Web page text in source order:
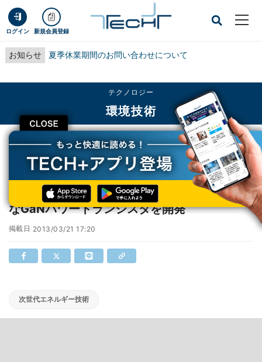
ログイン 新規会員登録
お知らせ 夏季休業期間のお問い合わせについて
CLOSE
テクノロジー
環境技術
TECH+ テクノロジー
環境技術
パナソニック、耐圧600Vで連続安定動作可能なGaNパワートランジスタを開発
パナソニック、耐圧600Vで連続安定動作可能
なGaNパワートランジスタを開発
掲載日 2013/03/21 17:20
次世代エネルギー技術